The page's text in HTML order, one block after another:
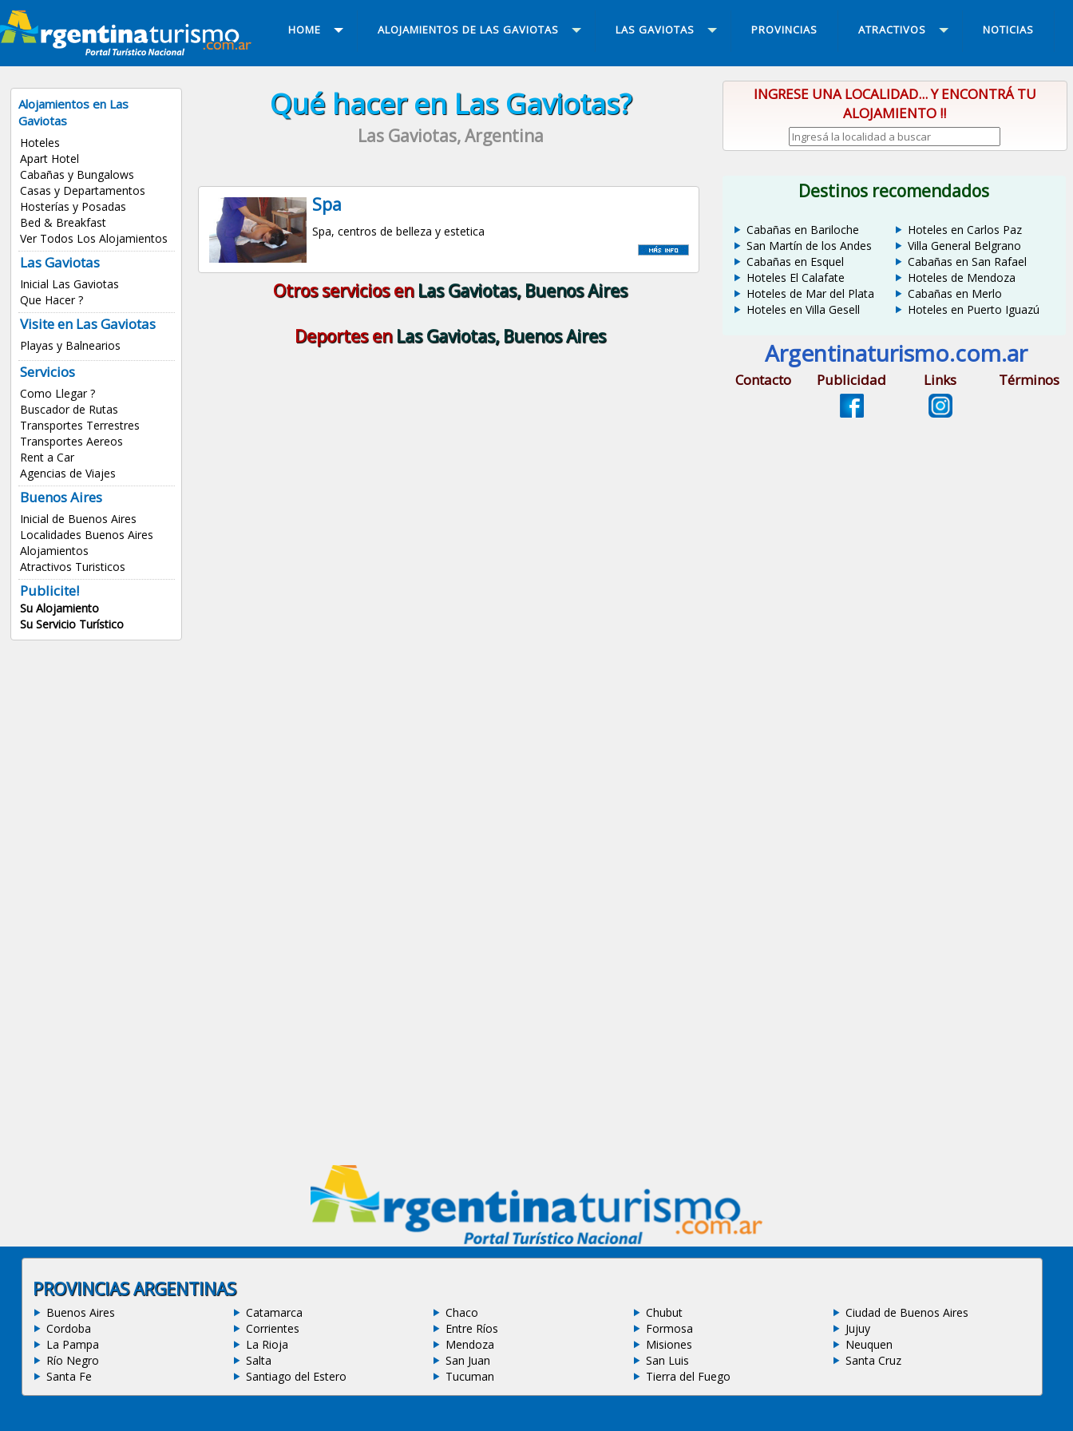
HOME ALOJAMIENTOS DE LAS GAVIOTAS LAS GAVIOTAS PROVINCIAS ATRACTIVOS NOTICIAS
Alojamientos en Las
Gaviotas
Hoteles
Apart Hotel
Cabañas y Bungalows
Casas y Departamentos
Hosterías y Posadas
Bed & Breakfast
Ver Todos Los Alojamientos
Las Gaviotas
Inicial Las Gaviotas
Que Hacer ?
Visite en Las Gaviotas
Playas y Balnearios
Servicios
Como Llegar ?
Buscador de Rutas
Transportes Terrestres
Transportes Aereos
Rent a Car
Agencias de Viajes
Buenos Aires
Inicial de Buenos Aires
Localidades Buenos Aires
Alojamientos
Atractivos Turisticos
Publicite!
Su Alojamiento
Su Servicio Turístico
Qué hacer en Las Gaviotas?
Las Gaviotas, Argentina
Spa
Spa, centros de belleza y estetica
Otros servicios en Las Gaviotas, Buenos Aires
Deportes en Las Gaviotas, Buenos Aires
INGRESE UNA LOCALIDAD... Y ENCONTRÁ TU
ALOJAMIENTO !!
Destinos recomendados
Cabañas en Bariloche
San Martín de los Andes
Cabañas en Esquel
Hoteles El Calafate
Hoteles de Mar del Plata
Hoteles en Villa Gesell
Hoteles en Carlos Paz
Villa General Belgrano
Cabañas en San Rafael
Hoteles de Mendoza
Cabañas en Merlo
Hoteles en Puerto Iguazú
Argentinaturismo.com.ar
Contacto Publicidad Links Términos
PROVINCIAS ARGENTINAS
Buenos Aires Catamarca Chaco Chubut
Ciudad de Buenos Aires
Cordoba
Corrientes Entre Ríos Formosa
Jujuy
La Pampa
La Rioja Mendoza Misiones
Neuquen
Río Negro
Salta San Juan San Luis
Santa Cruz
Santa Fe
Santiago del Estero Tucuman Tierra del Fuego